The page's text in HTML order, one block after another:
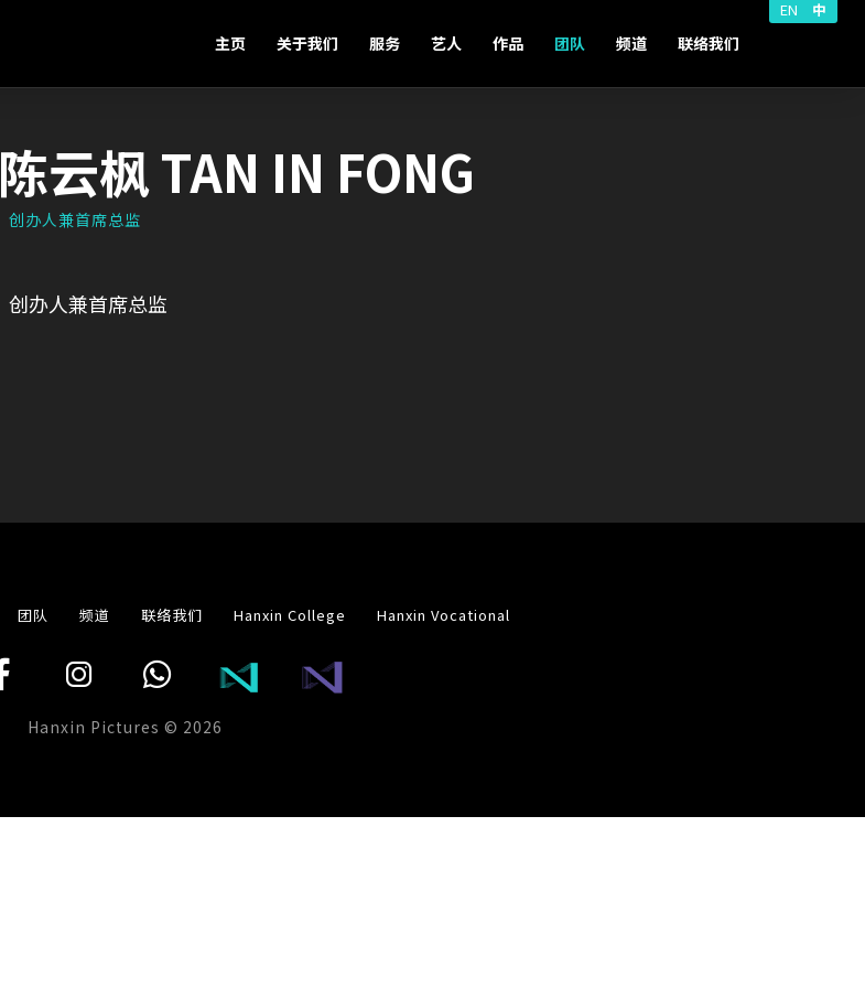
主页 关于我们 服务 艺人 作品 团队 频道 联络我们
EN 中
陈云枫 TAN IN FONG
创办人兼首席总监
创办人兼首席总监
团队 频道 联络我们 Hanxin College Hanxin Vocational
Hanxin Pictures © 2026